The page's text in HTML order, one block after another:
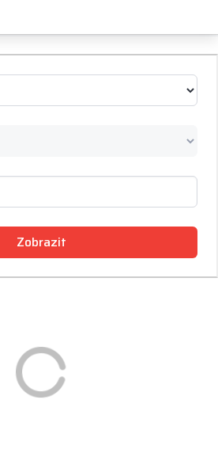
Zobrazit